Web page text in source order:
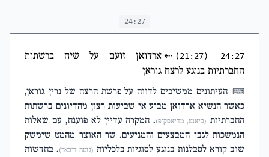
24:27
24:27
(21:27)
⇠ארדואן זועם על שיח ברשתות
החברתיות בנוגע לרצח גוראן
⌨ העיתונים ממשיכים לדווח על פרשת הרצח של נרין גוראן,
כאשר הנשיא ארדואן מביע אי שביעות רצון מהדיונים ברשתות
החברתיות (ביאנט, מדיאסקופ). המקרה עדיין לא פוענח, עם שאלות
הנמשכות לגבי המבצעים והמניעים. שר האוצר מהמט שימשק
שוב קורא לסבלנות בנוגע לסוגיות כלכליות (גזטה דובאר). בחדשות